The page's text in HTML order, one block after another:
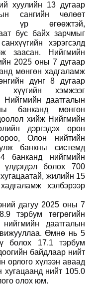
хуулийн 13 дугаар
сангийн чөлөөт
үр өгөөжтэй,
бус байх зарчмыг
хэрэгсэлд
заасан.
Нийгмийн
2025 оны 7 дугаар
мөнгөн хадгаламж
дүнг 8 дугаар
хүүгийн хэмжээг
Нийгмийн даатгалын
банканд мөнгөн
хийж Нийгмийн
дэргэдэх орон
Олон нийтийн
банкны системд
банканд нийгмийн
үлдэгдэл болох 700
жилийн 15
хэлбэрээр
дагуу 2025 оны 7
тэрбум төгрөгийн
даатгалын
Өмнө нь 5
болох 17.1 тэрбум
байдлаар нийт
орлого хүлээн аваад
нийт 105.0
олох юм.